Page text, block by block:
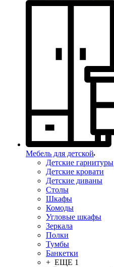
Мебель для детской
Детские гарнитуры
Детские кровати
Детские диваны
Столы
Шкафы
Комоды
Угловые шкафы
Зеркала
Полки
Тумбы
Банкетки
+ ЕЩЕ 1